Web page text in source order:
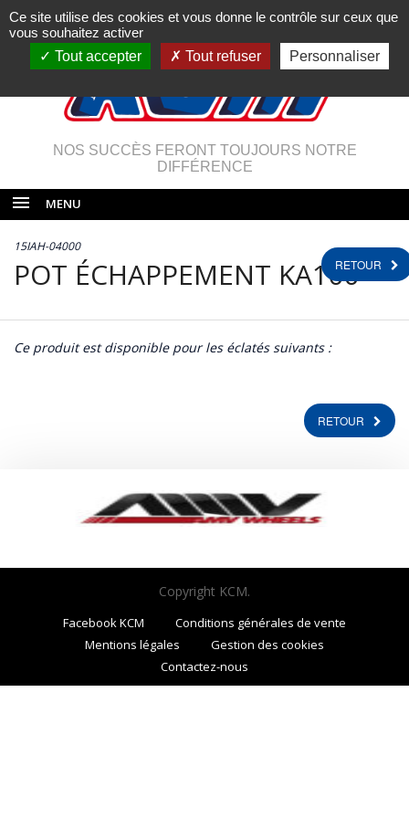
NOS SUCCÈS FERONT TOUJOURS NOTRE
DIFFÉRENCE
MENU
RETOUR
15IAH-04000
POT ÉCHAPPEMENT KA100
Ce produit est disponible pour les éclatés suivants :
RETOUR
Copyright KCM.
Facebook KCM
Conditions générales de vente
Mentions légales
Gestion des cookies
Contactez-nous
Ce site utilise des cookies et vous donne le contrôle sur ceux que
vous souhaitez activer
Tout accepter
Tout refuser Personnaliser